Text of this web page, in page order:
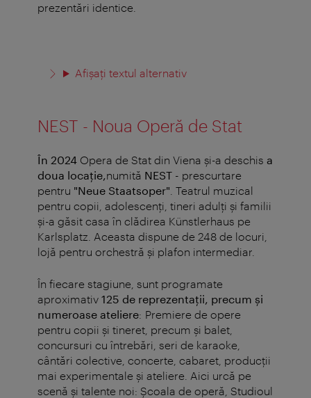
prezentări identice.
Afișați textul alternativ
NEST - Noua Operă de Stat
În 2024 Opera de Stat din Viena și-a deschis a
doua locație, numită NEST - prescurtare
pentru "Neue Staatsoper" Teatrul muzical
pentru copii, adolescenți, tineri adulți și familii
și-a găsit casa în clădirea Künstlerhaus pe
Karlsplatz. Aceasta dispune de 248 de locuri,
lojă pentru orchestră și plafon intermediar.
În fiecare stagiune, sunt programate
aproximativ 125 de reprezentații, precum și
numeroase ateliere: Premiere de opere
pentru copii și tineret, precum și balet,
concursuri cu întrebări, seri de karaoke,
cântări colective, concerte, cabaret, producții
mai experimentale și ateliere. Aici urcă pe
scenă și talente noi: Şcoala de operă, Studioul